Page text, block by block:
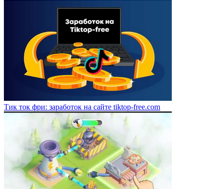
Тик ток фри: заработок на сайте tiktop-free.com